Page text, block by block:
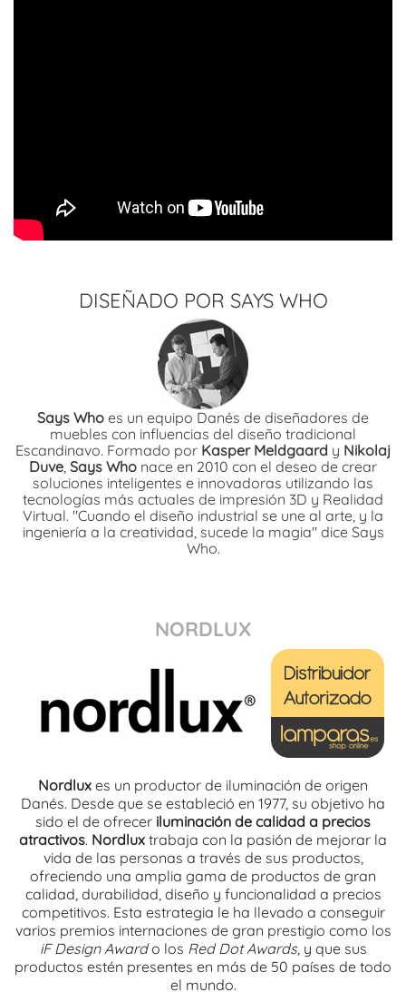
DISEÑADO POR SAYS WHO
Says Who es un equipo Danés de diseñadores de
muebles con influencias del diseño tradicional
Escandinavo. Formado por Kasper Meldgaard y Nikolaj
Duve Says Who nace en 2010 con el deseo de crear
soluciones inteligentes e innovadoras utilizando las
tecnologías más actuales de impresión 3D y Realidad
Virtual. "Cuando el diseño industrial se une al arte, y la
ingeniería a la creatividad, sucede la magia" dice Says
Who.
NORDLUX
Nordlux es un productor de iluminación de origen
Danés. Desde que se estableció en 1977, su objetivo ha
sido el de ofrecer iluminación de calidad a precios
atractivos. Nordlux trabaja con la pasión de mejorar la
vida de las personas a través de sus productos,
ofreciendo una amplia gama de productos de gran
calidad, durabilidad, diseño y funcionalidad a precios
competitivos. Esta estrategia le ha llevado a conseguir
varios premios internaciones de gran prestigio como los
iF Design Awardo los Red Dot Awards, y que sus
productos estén presentes en más de 50 países de todo
el mundo.